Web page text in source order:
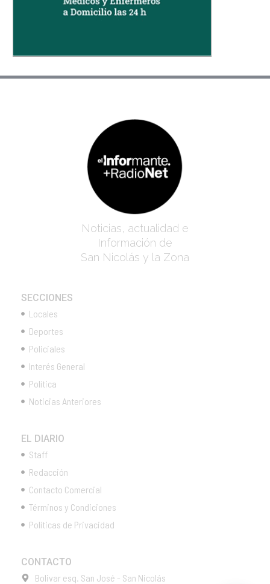
Noticias, actualidad e
Información de
San Nicolás y la Zona
SECCIONES
Locales
Deportes
Policiales
Interés General
Política
Noticias Anteriores
EL DIARIO
Staff
Redacción
Contacto Comercial
Términos y Condiciones
Políticas de Privacidad
CONTACTO
Bolivar esq. San José - San Nicolás